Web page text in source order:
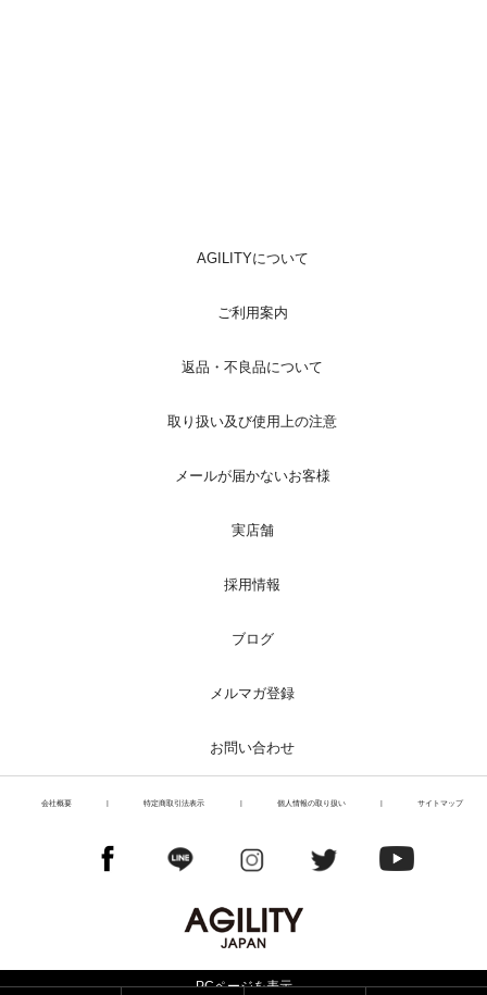
AGILITYについて
ご利用案内
返品・不良品について
取り扱い及び使用上の注意
メールが届かないお客様
実店舗
採用情報
ブログ
メルマガ登録
お問い合わせ
会社概要 特定商取引法表示 個人情報の取り扱い サイトマップ
PCページを表示